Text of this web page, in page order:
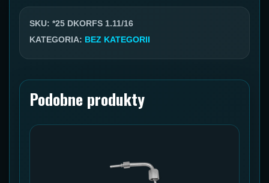
DN025
K41
SKU: *25 DKORFS 1.11/16
KATEGORIA: BEZ KATEGORII
Podobne produkty